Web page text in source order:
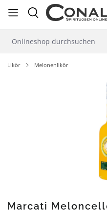
springen
Likör Melonenlikör
Marcati